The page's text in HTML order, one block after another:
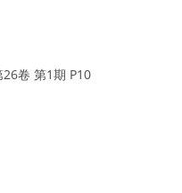
卷 第1期 P10